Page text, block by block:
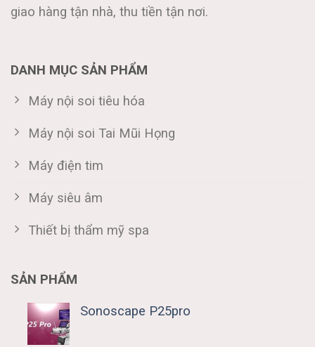
giao hàng tận nhà, thu tiền tận nơi.
DANH MỤC SẢN PHẨM
Máy nội soi tiêu hóa
Máy nội soi Tai Mũi Họng
Máy điện tim
Máy siêu âm
Thiết bị thẩm mỹ spa
SẢN PHẨM
Sonoscape P25pro